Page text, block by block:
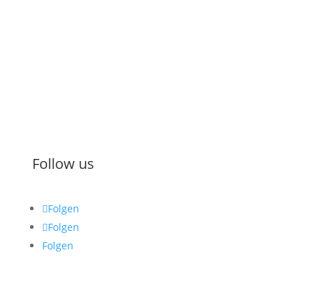
Follow us
Folgen
Folgen
Folgen